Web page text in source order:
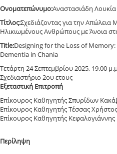
Ονοματεπώνυμο:Αναστασιάδη Λουκία
Τίτλος:Σχεδιάζοντας για την
Ηλικιωμένους Ανθρώπους με Άνοια
Τitle:Designing for the Loss of
Dementia in Chania
Τετάρτη 24 Σεπτεμβρίου 2025, 19.00
Σχεδιαστήριο 2ου ετους
Εξεταστική Επιτροπή
Επίκουρος Καθηγητής Σπυρίδων
Επίκουρος Καθηγητής Τέσσας Χρήστος
Επίκουρος Καθηγητής Κεφαλογιάννης
Περίληψη